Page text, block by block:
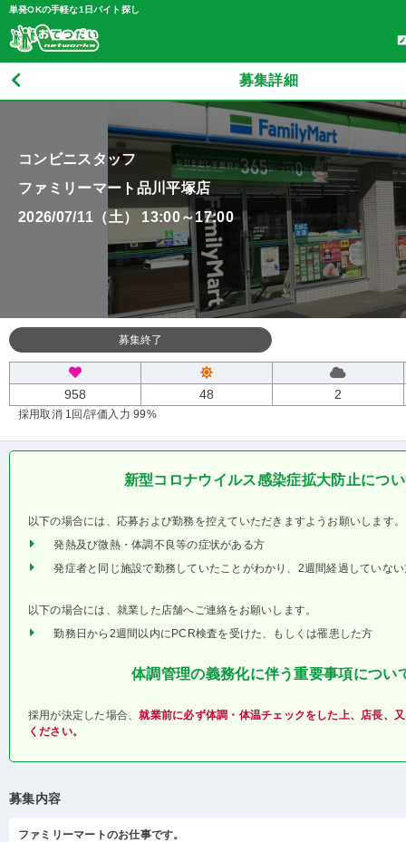
単発OKの手軽な1日バイト探し
募集詳細
コンビニスタッフ
ファミリーマート品川平塚店
2026/07/11（土） 13:00～17:00
募集終了
958 48 2
採用取消 1回 /評価入力 99%
新型コロナウイルス感染症拡大防止につ
以下の場合には、応募および勤務を控えていただきますようお願いします。
発熱及び微熱・体調不良等の症状がある方
発症者と同じ施設で勤務していたことがわかり、2週間経過していな
以下の場合には、就業した店舗へご連絡をお願いします。
勤務日から2週間以内にPCR検査を受けた、もしくは罹患した方
体調管理の義務化に伴う重要事項につい
採用が決定した場合、就業前に必ず体調・体温チェックをした上、店長、
ください。
募集内容
ファミリーマートのお仕事です。